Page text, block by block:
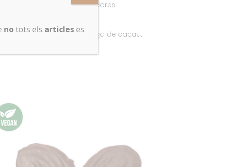
Perú, l’hàbitat d’enlluernadores
sucre de canya i mantega de cacau.
notots els articleses